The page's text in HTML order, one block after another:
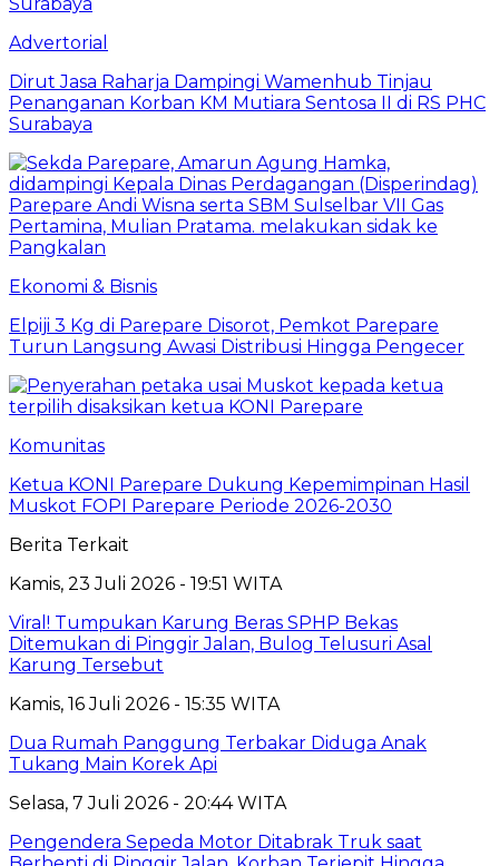
Advertorial
Dirut Jasa Raharja Dampingi Wamenhub Tinjau
Penanganan Korban KM Mutiara Sentosa II di RS PHC
Surabaya
Ekonomi & Bisnis
Elpiji 3 Kg di Parepare Disorot, Pemkot Parepare
Turun Langsung Awasi Distribusi Hingga Pengecer
Komunitas
Ketua KONI Parepare Dukung Kepemimpinan Hasil
Muskot FOPI Parepare Periode 2026-2030
Berita Terkait
Kamis, 23 Juli 2026 - 19:51 WITA
Viral! Tumpukan Karung Beras SPHP Bekas
Ditemukan di Pinggir Jalan, Bulog Telusuri Asal
Karung Tersebut
Kamis, 16 Juli 2026 - 15:35 WITA
Dua Rumah Panggung Terbakar Diduga Anak
Tukang Main Korek Api
Selasa, 7 Juli 2026 - 20:44 WITA
Pengendera Sepeda Motor Ditabrak Truk saat